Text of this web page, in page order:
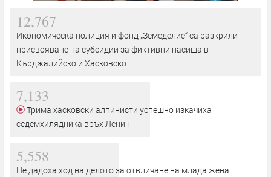
12,767
Икономическа полиция и фонд „Земеделие“ са разкрили
присвояване на субсидии за фиктивни пасища в
Кърджалийско и Хасковско
7,133
седемхилядника връх Ленин
5,558
Не дадоха ход на делото за отвличане на млада жена